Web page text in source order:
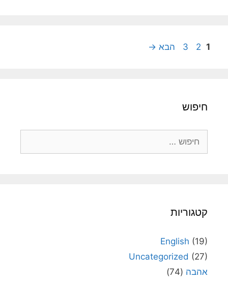
עמוד
1 עמוד
2 עמוד
3 הבא →
חיפוש
קטגוריות
English (19)
Uncategorized (27)
אהבה (74)